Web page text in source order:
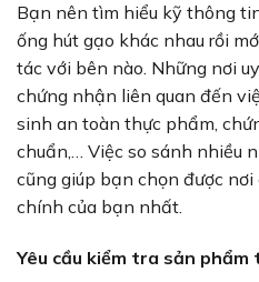
Bạn nên tìm hiểu kỹ thông
ống hút gạo khác nhau rồi
tác với bên nào. Những nơi
chứng nhận liên quan đến
sinh an toàn thực phẩm,
chuẩn,… Việc so sánh nhiều
cũng giúp bạn chọn được
chính của bạn nhất.
Yêu cầu kiểm tra sản